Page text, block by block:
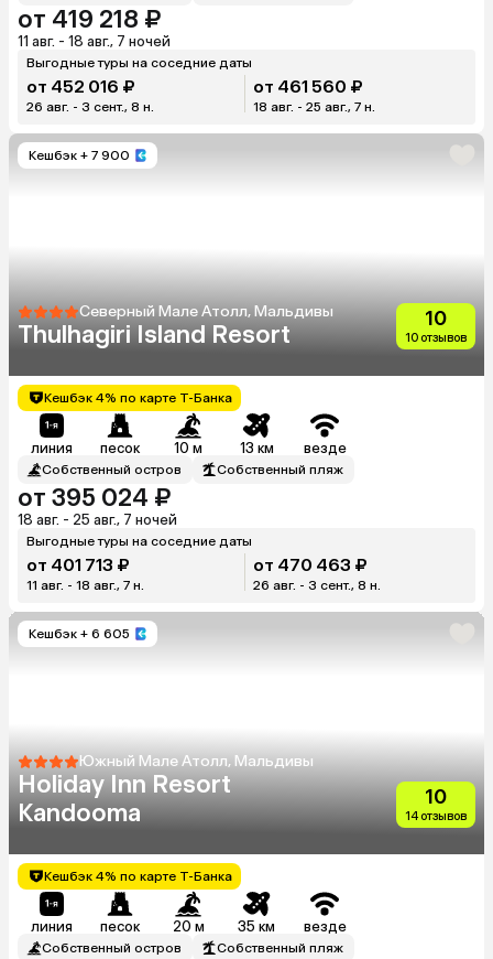
от 419 218 ₽
11 авг. - 18 авг., 7 ночей
Выгодные туры на соседние даты
от 452 016 ₽
26 авг. - 3 сент., 8 н.
от 461 560 ₽
18 авг. - 25 авг., 7 н.
Кешбэк + 7 900
Северный Мале Атолл, Мальдивы
Thulhagiri Island Resort
10
10 отзывов
Кешбэк 4% по карте Т-Банка
линия песок 10 м 13 км везде
Собственный остров Собственный пляж
от 395 024 ₽
18 авг. - 25 авг., 7 ночей
Выгодные туры на соседние даты
от 401 713 ₽
11 авг. - 18 авг., 7 н.
от 470 463 ₽
26 авг. - 3 сент., 8 н.
Кешбэк + 6 605
Южный Мале Атолл, Мальдивы
Holiday Inn Resort
Kandooma
10
14 отзывов
Кешбэк 4% по карте Т-Банка
линия песок 20 м 35 км везде
Собственный остров Собственный пляж